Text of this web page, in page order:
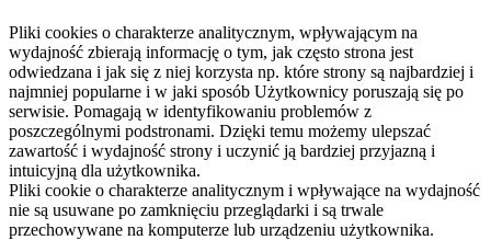
Pliki cookies o charakterze analitycznym, wpływającym na
wydajność zbierają informację o tym, jak często strona jest
odwiedzana i jak się z niej korzysta np. które strony są najbardziej i
najmniej popularne i w jaki sposób Użytkownicy poruszają się po
serwisie. Pomagają w identyfikowaniu problemów z
poszczególnymi podstronami. Dzięki temu możemy ulepszać
zawartość i wydajność strony i uczynić ją bardziej przyjazną i
intuicyjną dla użytkownika.
Pliki cookie o charakterze analitycznym i wpływające na wydajność
nie są usuwane po zamknięciu przeglądarki i są trwale
przechowywane na komputerze lub urządzeniu użytkownika.